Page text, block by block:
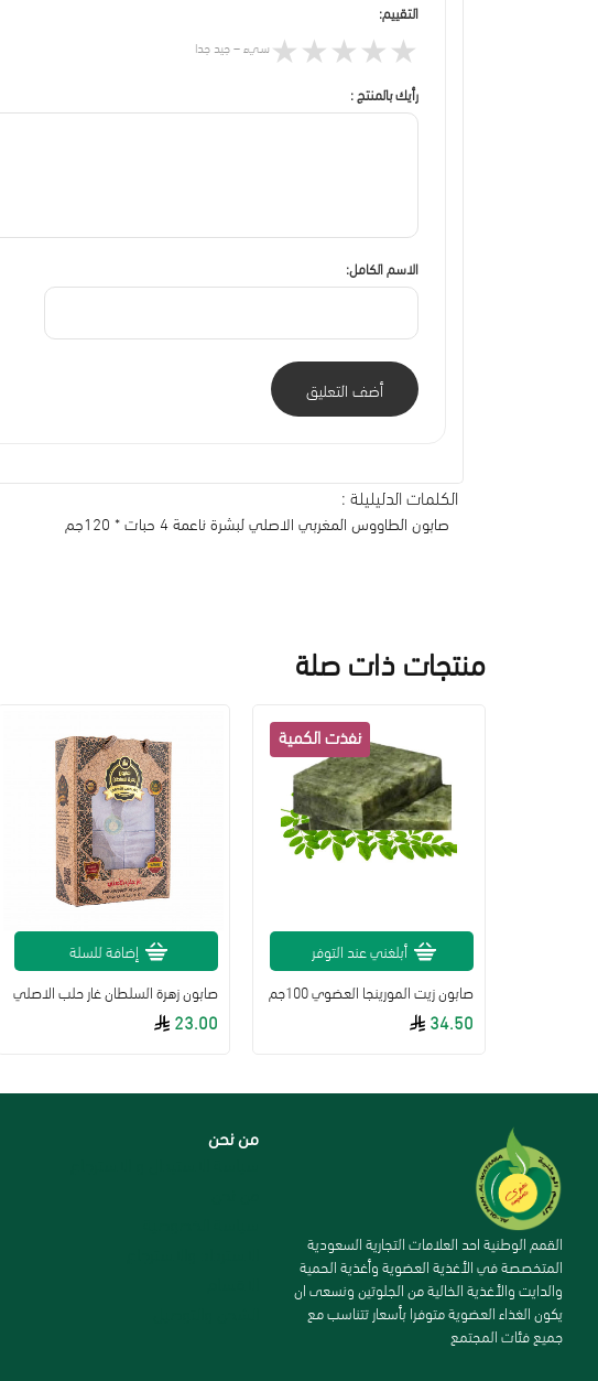
التقييم:
★★★★★ سيء – جيد جدا
رأيك بالمنتج :
الاسم الكامل:
أضف التعليق
الكلمات الدليليلة :
صابون الطاووس المغربي الاصلي لبشرة ناعمة 4 حبات * 120جم
منتجات ذات صلة
صابون زيت المورينجا العضوي 100جم
34.50
أبلغني عند التوفر
صابون زهرة السلطان غار حلب الاصلي
23.00
إضافة للسلة
القمم الوطنية احد العلامات التجارية السعودية
المتخصصة في الأغذية العضوية وأغذية الحمية
والدايت والأغذية الخالية من الجلوتين ونسعى ان
يكون الغذاء العضوية متوفرا بأسعار تتناسب مع
جميع فئات المجتمع
من نحن